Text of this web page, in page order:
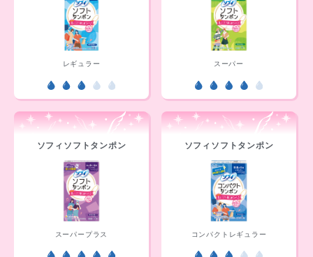
レギュラー スーパー
ソフィソフトタンポン
スーパープラス
ソフィソフトタンポン
コンパクトレギュラー